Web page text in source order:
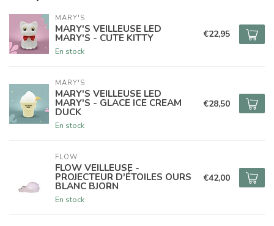
MARY'S
MARY'S VEILLEUSE LED
MARY'S - CUTE KITTY
En stock
€22,95
MARY'S
MARY'S VEILLEUSE LED
MARY'S - GLACE ICE CREAM
DUCK
En stock
€28,50
FLOW
FLOW VEILLEUSE -
PROJECTEUR D'ÉTOILES OURS
BLANC BJORN
En stock
€42,00